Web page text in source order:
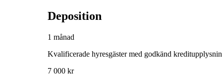
Deposition
1 månad
Kvalificerade hyresgäster med godkänd
7 000 kr